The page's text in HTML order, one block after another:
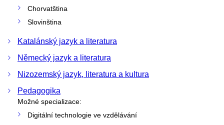
Chorvatština
Slovinština
Katalánský jazyk a literatura
Německý jazyk a literatura
Nizozemský jazyk, literatura a kultura
Pedagogika
Možné specializace:
Digitální technologie ve vzdělávání